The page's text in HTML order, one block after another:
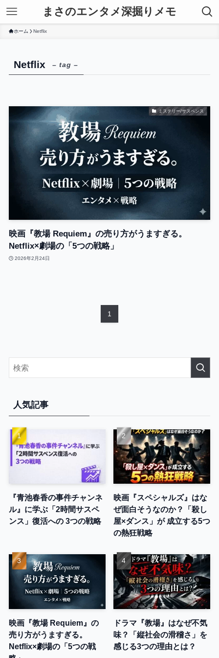
まさのエンタメ深掘りメモ
ホーム Netflix
Netflix – tag –
ミステリー/サスペンス
映画『教場 Requiem』の売り方がうますぎる。
Netflix×劇場の「5つの戦略」
2026年2月24日
1
人気記事
『青池春香の事件チャンネ
ル』に学ぶ「2時間サスペ
ンス」復活への 3つの戦略
映画『スペシャルズ』はな
ぜ面白そうなのか？「殺し
屋×ダンス」が 成立する5つ
の熱狂戦略
映画『教場 Requiem』の
売り方がうますぎる。
Netflix×劇場の「5つの戦
ドラマ『教場』はなぜ不気
味？「縦社会の滑稽さ」を
感じる3つの理由とは？